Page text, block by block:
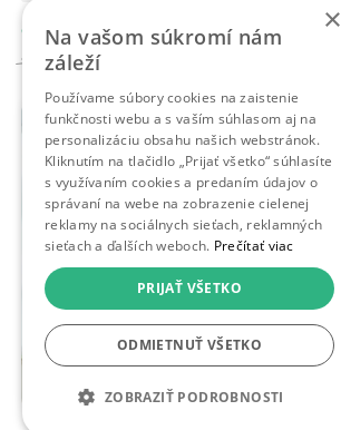
od 169,00 €
480 - 656,00 €
×
Na vašom súkromí nám
záleží
Používame súbory cookies na zaistenie
funkčnosti webu a s vaším súhlasom aj na
personalizáciu obsahu našich webstránok.
Kliknutím na tlačidlo „Prijať všetko“ súhlasíte
s využívaním cookies a predaním údajov o
správaní na webe na zobrazenie cielenej
reklamy na sociálnych sieťach, reklamných
sieťach a ďalších weboch. Prečítať viac
PRIJAŤ VŠETKO
ODMIETNUŤ VŠETKO
ZOBRAZIŤ PODROBNOSTI